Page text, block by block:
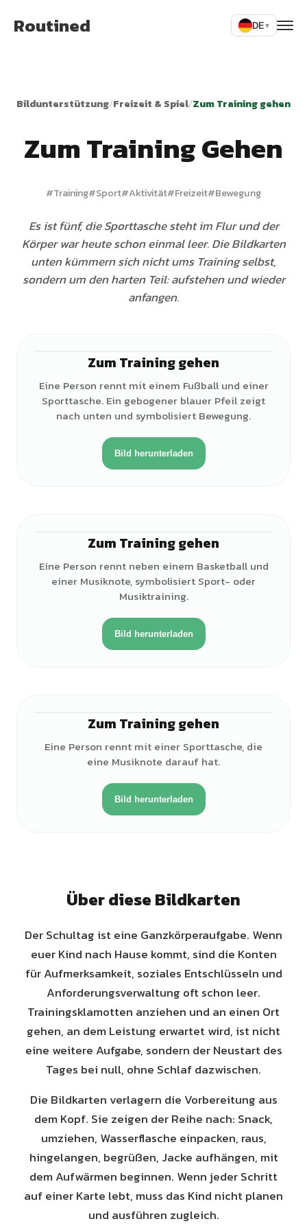
Routined DE▾
Bildunterstützung/Freizeit & Spiel/Zum Training gehen
Zum Training Gehen
#Training#Sport#Aktivität#Freizeit#Bewegung
Es ist fünf, die Sporttasche steht im Flur und der
Körper war heute schon einmal leer. Die Bildkarten
unten kümmern sich nicht ums Training selbst,
sondern um den harten Teil: aufstehen und wieder
anfangen.
Zum Training gehen
Eine Person rennt mit einem Fußball und einer
Sporttasche. Ein gebogener blauer Pfeil zeigt
nach unten und symbolisiert Bewegung.
Bild herunterladen
Zum Training gehen
Eine Person rennt neben einem Basketball und
einer Musiknote, symbolisiert Sport- oder
Musiktraining.
Bild herunterladen
Zum Training gehen
Eine Person rennt mit einer Sporttasche, die
eine Musiknote darauf hat.
Bild herunterladen
Über diese Bildkarten
Der Schultag ist eine Ganzkörperaufgabe. Wenn
euer Kind nach Hause kommt, sind die Konten
für Aufmerksamkeit, soziales Entschlüsseln und
Anforderungsverwaltung oft schon leer.
Trainingsklamotten anziehen und an einen Ort
gehen, an dem Leistung erwartet wird, ist nicht
eine weitere Aufgabe, sondern der Neustart des
Tages bei null, ohne Schlaf dazwischen.
Die Bildkarten verlagern die Vorbereitung aus
dem Kopf. Sie zeigen der Reihe nach: Snack,
umziehen, Wasserflasche einpacken, raus,
hingelangen, begrüßen, Jacke aufhängen, mit
dem Aufwärmen beginnen. Wenn jeder Schritt
auf einer Karte lebt, muss das Kind nicht planen
und ausführen zugleich.